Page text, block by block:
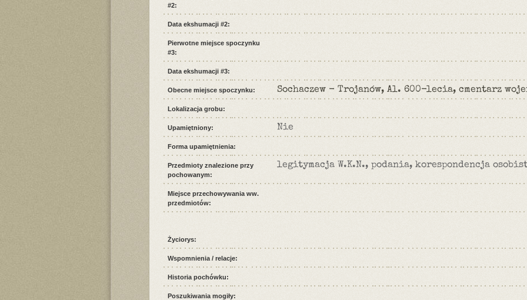
#2:
Data ekshumacji #2:
Pierwotne miejsce spoczynku
#3:
Data ekshumacji #3:
Obecne miejsce spoczynku: Sochaczew - Trojanów, Al. 600-lecia, cmentarz
Lokalizacja grobu:
Upamiętniony: Nie
Forma upamiętnienia:
Przedmioty znalezione przy
pochowanym:
legitymacja W.K.N., podania, korespondencja
Miejsce przechowywania ww.
przedmiotów:
Życiorys:
Wspomnienia / relacje:
Historia pochówku:
Poszukiwania mogiły: